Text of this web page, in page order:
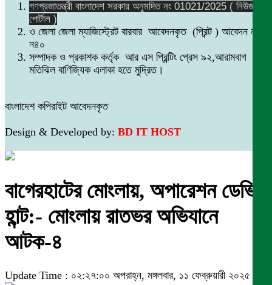
গণপ্রজাতন্ত্রী বাংলাদেশ সরকার অনুমদিত নং 01021/2025 ( নিউজ
পোর্টাল )
ও জেলা জেলা ম্যাজিস্ট্রেট বারবার আবেদনকৃত (প্রিন্ট ) আবেদন নং
ন৪০
সম্পাদক ও প্রকাশক কর্তৃক আর এস প্রিন্টিং প্রেস ৯২,আরামবাগ
মতিঝিল বাণিজ্যিক এলাকা হতে মুদ্রিত।
বাংলাদেশ কপিরাইট আবেদনকৃত
Design & Developed by: BD IT HOST
বাগেরহাটের মোংলায়, অপারেশন ডেভিল
হান্ট:- মোংলায় রাতভর অভিযানে
আটক-৪
Update Time : ০২:২৭:০০ অপরাহ্ন, মঙ্গলবার, ১১ ফেব্রুয়ারী ২০২৫